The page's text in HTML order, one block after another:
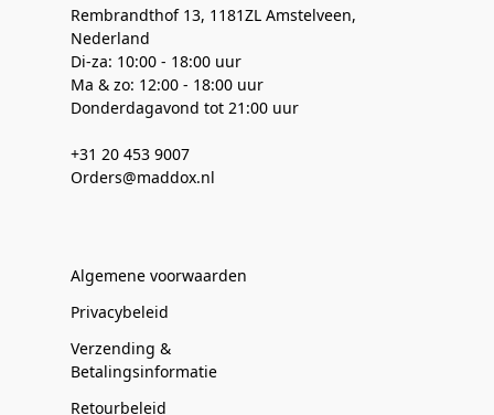
Rembrandthof 13, 1181ZL Amstelveen,
Nederland
Di-za: 10:00 - 18:00 uur
Ma & zo: 12:00 - 18:00 uur
Donderdagavond tot 21:00 uur
+31 20 453 9007
Orders@maddox.nl
Algemene voorwaarden
Privacybeleid
Verzending &
Betalingsinformatie
Retourbeleid